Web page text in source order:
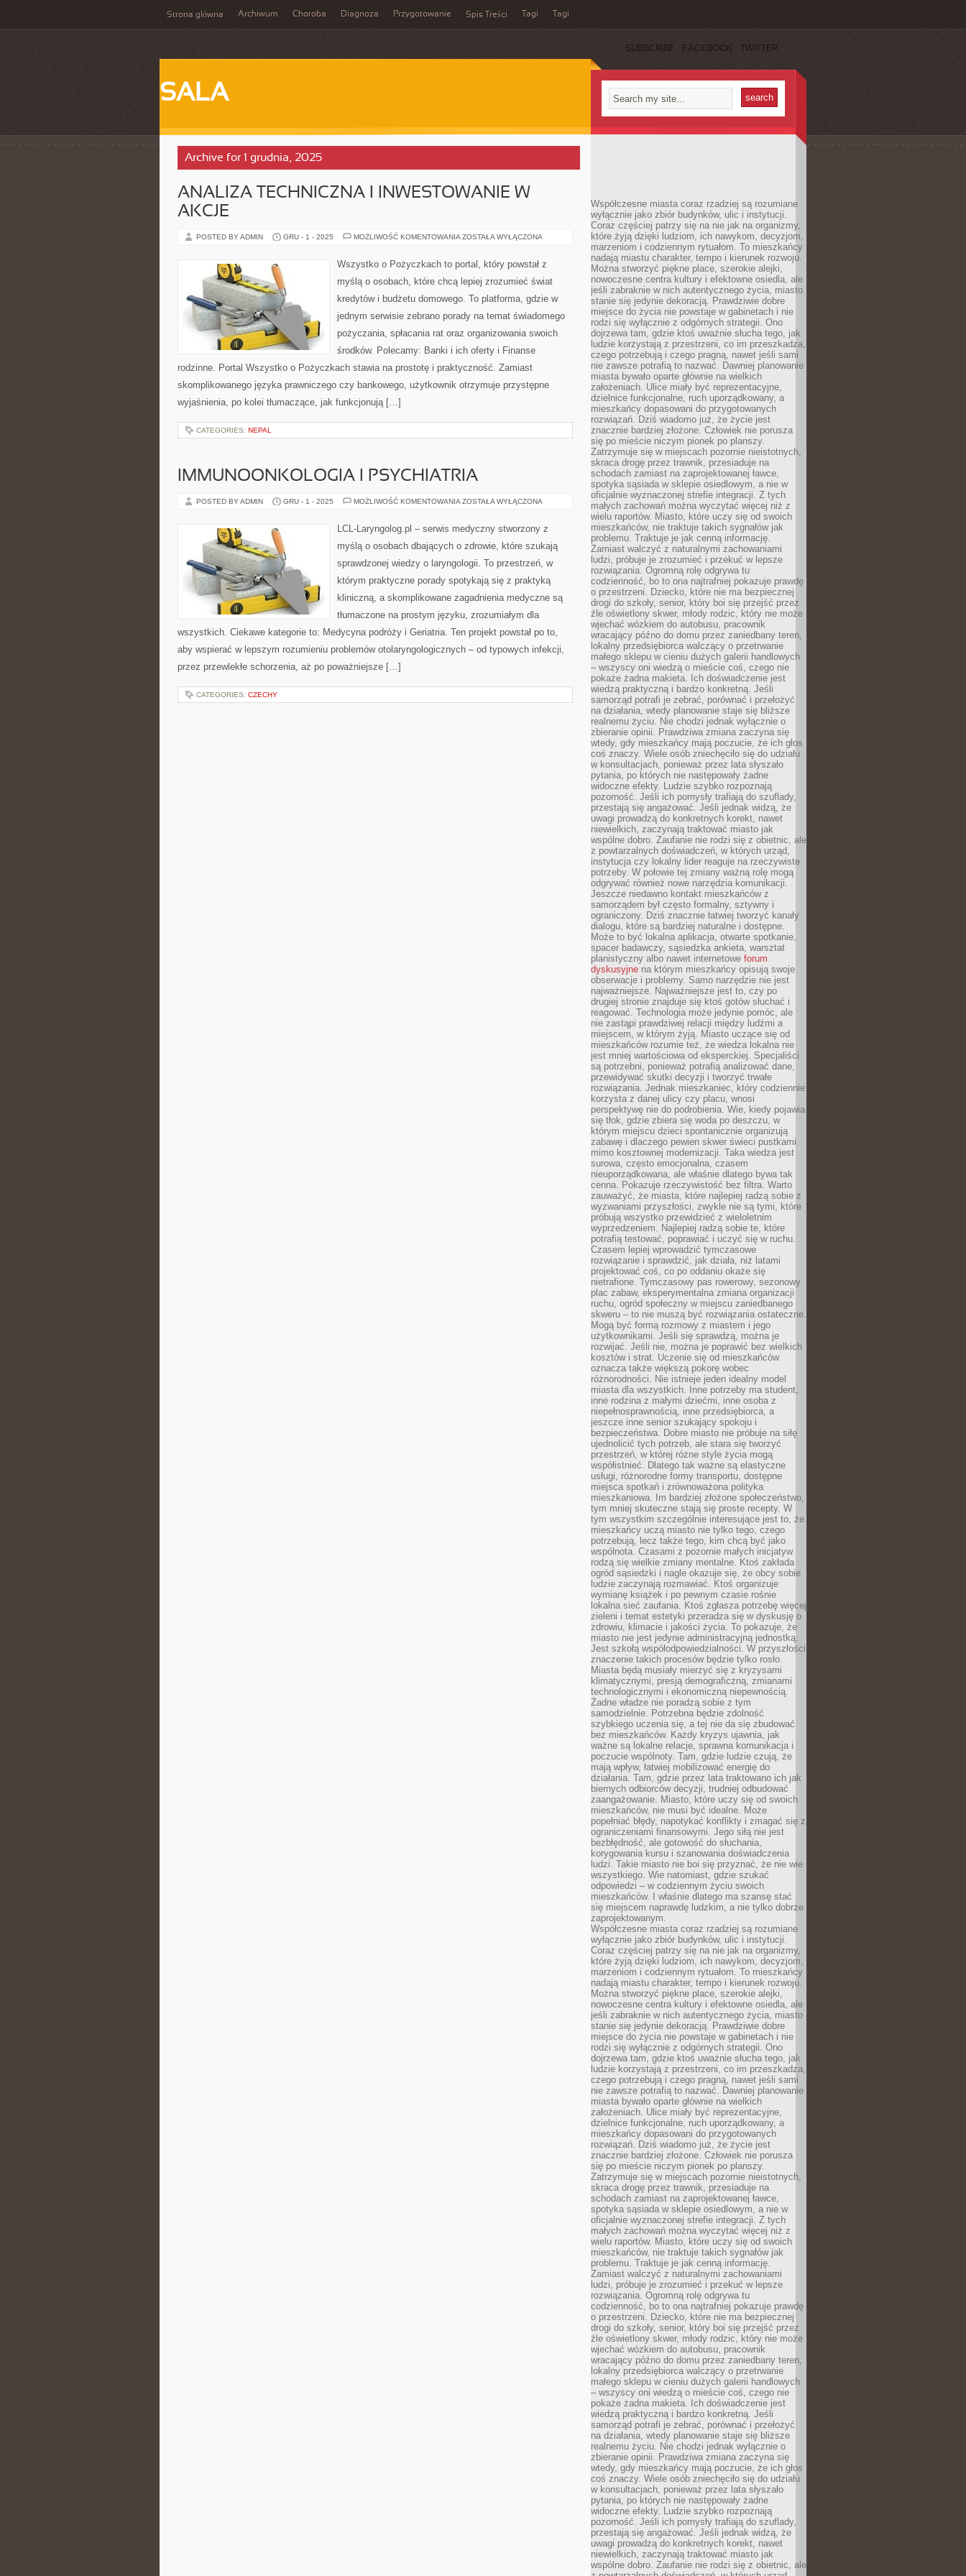
Strona główna Archiwum Choroba Diagnoza Przygotowanie Spis Treści Tagi Tagi
SUBSCRIBE FACEBOOK TWITTER
SALA
Archive for 1 grudnia, 2025
ANALIZA TECHNICZNA I INWESTOWANIE W
AKCJE
POSTED BY ADMIN GRU - 1 - 2025 MOŻLIWOŚĆ KOMENTOWANIA ANALIZA
INWESTOWANIE
W
ZOSTAŁA WYŁĄCZONA
Wszystko o Pożyczkach to portal, który powstał z
myślą o osobach, które chcą lepiej zrozumieć świat
kredytów i budżetu domowego. To platforma, gdzie w
jednym serwisie zebrano porady na temat świadomego
pożyczania, spłacania rat oraz organizowania swoich
środków. Polecamy: Banki i ich oferty i Finanse
rodzinne. Portal Wszystko o Pożyczkach stawia na prostotę i praktyczność. Zamiast
skomplikowanego języka prawniczego czy bankowego, użytkownik otrzymuje przystępne
wyjaśnienia, po kolei tłumaczące, jak funkcjonują […]
CATEGORIES: NEPAL
IMMUNOONKOLOGIA I PSYCHIATRIA
POSTED BY ADMIN GRU - 1 - 2025 MOŻLIWOŚĆ KOMENTOWANIA IMMUNOONKOLOGIA
ZOSTAŁA WYŁĄCZONA
LCL-Laryngolog.pl – serwis medyczny stworzony z
myślą o osobach dbających o zdrowie, które szukają
sprawdzonej wiedzy o laryngologii. To przestrzeń, w
którym praktyczne porady spotykają się z praktyką
kliniczną, a skomplikowane zagadnienia medyczne są
tłumaczone na prostym języku, zrozumiałym dla
wszystkich. Ciekawe kategorie to: Medycyna podróży i Geriatria. Ten projekt powstał po to,
aby wspierać w lepszym rozumieniu problemów otolaryngologicznych – od typowych infekcji,
przez przewlekłe schorzenia, aż po poważniejsze […]
CATEGORIES: CZECHY
Współczesne miasta coraz rzadziej są rozumiane
wyłącznie jako zbiór budynków, ulic i instytucji.
Coraz częściej patrzy się na nie jak na organizmy,
które żyją dzięki ludziom, ich nawykom, decyzjom,
marzeniom i codziennym rytuałom. To mieszkańcy
nadają miastu charakter, tempo i kierunek rozwoju.
Można stworzyć piękne place, szerokie alejki,
nowoczesne centra kultury i efektowne osiedla, ale
jeśli zabraknie w nich autentycznego życia, miasto
stanie się jedynie dekoracją. Prawdziwie dobre
miejsce do życia nie powstaje w gabinetach i nie
rodzi się wyłącznie z odgórnych strategii. Ono
dojrzewa tam, gdzie ktoś uważnie słucha tego, jak
ludzie korzystają z przestrzeni, co im przeszkadza,
czego potrzebują i czego pragną, nawet jeśli sami
nie zawsze potrafią to nazwać. Dawniej planowanie
miasta bywało oparte głównie na wielkich
założeniach. Ulice miały być reprezentacyjne,
dzielnice funkcjonalne, ruch uporządkowany, a
mieszkańcy dopasowani do przygotowanych
rozwiązań. Dziś wiadomo już, że życie jest
znacznie bardziej złożone. Człowiek nie porusza
się po mieście niczym pionek po planszy.
Zatrzymuje się w miejscach pozornie nieistotnych,
skraca drogę przez trawnik, przesiaduje na
schodach zamiast na zaprojektowanej ławce,
spotyka sąsiada w sklepie osiedlowym, a nie w
oficjalnie wyznaczonej strefie integracji. Z tych
małych zachowań można wyczytać więcej niż z
wielu raportów. Miasto, które uczy się od swoich
mieszkańców, nie traktuje takich sygnałów jak
problemu. Traktuje je jak cenną informację.
Zamiast walczyć z naturalnymi zachowaniami
ludzi, próbuje je zrozumieć i przekuć w lepsze
rozwiązania. Ogromną rolę odgrywa tu
codzienność, bo to ona najtrafniej pokazuje prawdę
o przestrzeni. Dziecko, które nie ma bezpiecznej
drogi do szkoły, senior, który boi się przejść przez
źle oświetlony skwer, młody rodzic, który nie może
wjechać wózkiem do autobusu, pracownik
wracający późno do domu przez zaniedbany teren,
lokalny przedsiębiorca walczący o przetrwanie
małego sklepu w cieniu dużych galerii handlowych
– wszyscy oni wiedzą o mieście coś, czego nie
pokaże żadna makieta. Ich doświadczenie jest
wiedzą praktyczną i bardzo konkretną. Jeśli
samorząd potrafi je zebrać, porównać i przełożyć
na działania, wtedy planowanie staje się bliższe
realnemu życiu. Nie chodzi jednak wyłącznie o
zbieranie opinii. Prawdziwa zmiana zaczyna się
wtedy, gdy mieszkańcy mają poczucie, że ich głos
coś znaczy. Wiele osób zniechęciło się do udziału
w konsultacjach, ponieważ przez lata słyszało
pytania, po których nie następowały żadne
widoczne efekty. Ludzie szybko rozpoznają
pozorność. Jeśli ich pomysły trafiają do szuflady,
przestają się angażować. Jeśli jednak widzą, że
uwagi prowadzą do konkretnych korekt, nawet
niewielkich, zaczynają traktować miasto jak
wspólne dobro. Zaufanie nie rodzi się z obietnic, ale
z powtarzalnych doświadczeń, w których urząd,
instytucja czy lokalny lider reaguje na rzeczywiste
potrzeby. W połowie tej zmiany ważną rolę mogą
odgrywać również nowe narzędzia komunikacji.
Jeszcze niedawno kontakt mieszkańców z
samorządem był często formalny, sztywny i
ograniczony. Dziś znacznie łatwiej tworzyć kanały
dialogu, które są bardziej naturalne i dostępne.
Może to być lokalna aplikacja, otwarte spotkanie,
spacer badawczy, sąsiedzka ankieta, warsztat
planistyczny albo nawet internetowe forum
dyskusyjne na którym mieszkańcy opisują swoje
obserwacje i problemy. Samo narzędzie nie jest
najważniejsze. Najważniejsze jest to, czy po
drugiej stronie znajduje się ktoś gotów słuchać i
reagować. Technologia może jedynie pomóc, ale
nie zastąpi prawdziwej relacji między ludźmi a
miejscem, w którym żyją. Miasto uczące się od
mieszkańców rozumie też, że wiedza lokalna nie
jest mniej wartościowa od eksperckiej. Specjaliści
są potrzebni, ponieważ potrafią analizować dane,
przewidywać skutki decyzji i tworzyć trwałe
rozwiązania. Jednak mieszkaniec, który codziennie
korzysta z danej ulicy czy placu, wnosi
perspektywę nie do podrobienia. Wie, kiedy pojawia
się tłok, gdzie zbiera się woda po deszczu, w
którym miejscu dzieci spontanicznie organizują
zabawę i dlaczego pewien skwer świeci pustkami
mimo kosztownej modernizacji. Taka wiedza jest
surowa, często emocjonalna, czasem
nieuporządkowana, ale właśnie dlatego bywa tak
cenna. Pokazuje rzeczywistość bez filtra. Warto
zauważyć, że miasta, które najlepiej radzą sobie z
wyzwaniami przyszłości, zwykle nie są tymi, które
próbują wszystko przewidzieć z wieloletnim
wyprzedzeniem. Najlepiej radzą sobie te, które
potrafią testować, poprawiać i uczyć się w ruchu.
Czasem lepiej wprowadzić tymczasowe
rozwiązanie i sprawdzić, jak działa, niż latami
projektować coś, co po oddaniu okaże się
nietrafione. Tymczasowy pas rowerowy, sezonowy
plac zabaw, eksperymentalna zmiana organizacji
ruchu, ogród społeczny w miejscu zaniedbanego
skweru – to nie muszą być rozwiązania ostateczne.
Mogą być formą rozmowy z miastem i jego
użytkownikami. Jeśli się sprawdzą, można je
rozwijać. Jeśli nie, można je poprawić bez wielkich
kosztów i strat. Uczenie się od mieszkańców
oznacza także większą pokorę wobec
różnorodności. Nie istnieje jeden idealny model
miasta dla wszystkich. Inne potrzeby ma student,
inne rodzina z małymi dziećmi, inne osoba z
niepełnosprawnością, inne przedsiębiorca, a
jeszcze inne senior szukający spokoju i
bezpieczeństwa. Dobre miasto nie próbuje na siłę
ujednolicić tych potrzeb, ale stara się tworzyć
przestrzeń, w której różne style życia mogą
współistnieć. Dlatego tak ważne są elastyczne
usługi, różnorodne formy transportu, dostępne
miejsca spotkań i zrównoważona polityka
mieszkaniowa. Im bardziej złożone społeczeństwo,
tym mniej skuteczne stają się proste recepty. W
tym wszystkim szczególnie interesujące jest to, że
mieszkańcy uczą miasto nie tylko tego, czego
potrzebują, lecz także tego, kim chcą być jako
wspólnota. Czasami z pozornie małych inicjatyw
rodzą się wielkie zmiany mentalne. Ktoś zakłada
ogród sąsiedzki i nagle okazuje się, że obcy sobie
ludzie zaczynają rozmawiać. Ktoś organizuje
wymianę książek i po pewnym czasie rośnie
lokalna sieć zaufania. Ktoś zgłasza potrzebę więcej
zieleni i temat estetyki przeradza się w dyskusję o
zdrowiu, klimacie i jakości życia. To pokazuje, że
miasto nie jest jedynie administracyjną jednostką.
Jest szkołą współodpowiedzialności. W przyszłości
znaczenie takich procesów będzie tylko rosło.
Miasta będą musiały mierzyć się z kryzysami
klimatycznymi, presją demograficzną, zmianami
technologicznymi i ekonomiczną niepewnością.
Żadne władze nie poradzą sobie z tym
samodzielnie. Potrzebna będzie zdolność
szybkiego uczenia się, a tej nie da się zbudować
bez mieszkańców. Każdy kryzys ujawnia, jak
ważne są lokalne relacje, sprawna komunikacja i
poczucie wspólnoty. Tam, gdzie ludzie czują, że
mają wpływ, łatwiej mobilizować energię do
działania. Tam, gdzie przez lata traktowano ich jak
biernych odbiorców decyzji, trudniej odbudować
zaangażowanie. Miasto, które uczy się od swoich
mieszkańców, nie musi być idealne. Może
popełniać błędy, napotykać konflikty i zmagać się z
ograniczeniami finansowymi. Jego siłą nie jest
bezbłędność, ale gotowość do słuchania,
korygowania kursu i szanowania doświadczenia
ludzi. Takie miasto nie boi się przyznać, że nie wie
wszystkiego. Wie natomiast, gdzie szukać
odpowiedzi – w codziennym życiu swoich
mieszkańców. I właśnie dlatego ma szansę stać
się miejscem naprawdę ludzkim, a nie tylko dobrze
zaprojektowanym.
Współczesne miasta coraz rzadziej są rozumiane
wyłącznie jako zbiór budynków, ulic i instytucji.
Coraz częściej patrzy się na nie jak na organizmy,
które żyją dzięki ludziom, ich nawykom, decyzjom,
marzeniom i codziennym rytuałom. To mieszkańcy
nadają miastu charakter, tempo i kierunek rozwoju.
Można stworzyć piękne place, szerokie alejki,
nowoczesne centra kultury i efektowne osiedla, ale
jeśli zabraknie w nich autentycznego życia, miasto
stanie się jedynie dekoracją. Prawdziwie dobre
miejsce do życia nie powstaje w gabinetach i nie
rodzi się wyłącznie z odgórnych strategii. Ono
dojrzewa tam, gdzie ktoś uważnie słucha tego, jak
ludzie korzystają z przestrzeni, co im przeszkadza,
czego potrzebują i czego pragną, nawet jeśli sami
nie zawsze potrafią to nazwać. Dawniej planowanie
miasta bywało oparte głównie na wielkich
założeniach. Ulice miały być reprezentacyjne,
dzielnice funkcjonalne, ruch uporządkowany, a
mieszkańcy dopasowani do przygotowanych
rozwiązań. Dziś wiadomo już, że życie jest
znacznie bardziej złożone. Człowiek nie porusza
się po mieście niczym pionek po planszy.
Zatrzymuje się w miejscach pozornie nieistotnych,
skraca drogę przez trawnik, przesiaduje na
schodach zamiast na zaprojektowanej ławce,
spotyka sąsiada w sklepie osiedlowym, a nie w
oficjalnie wyznaczonej strefie integracji. Z tych
małych zachowań można wyczytać więcej niż z
wielu raportów. Miasto, które uczy się od swoich
mieszkańców, nie traktuje takich sygnałów jak
problemu. Traktuje je jak cenną informację.
Zamiast walczyć z naturalnymi zachowaniami
ludzi, próbuje je zrozumieć i przekuć w lepsze
rozwiązania. Ogromną rolę odgrywa tu
codzienność, bo to ona najtrafniej pokazuje prawdę
o przestrzeni. Dziecko, które nie ma bezpiecznej
drogi do szkoły, senior, który boi się przejść przez
źle oświetlony skwer, młody rodzic, który nie może
wjechać wózkiem do autobusu, pracownik
wracający późno do domu przez zaniedbany teren,
lokalny przedsiębiorca walczący o przetrwanie
małego sklepu w cieniu dużych galerii handlowych
– wszyscy oni wiedzą o mieście coś, czego nie
pokaże żadna makieta. Ich doświadczenie jest
wiedzą praktyczną i bardzo konkretną. Jeśli
samorząd potrafi je zebrać, porównać i przełożyć
na działania, wtedy planowanie staje się bliższe
realnemu życiu. Nie chodzi jednak wyłącznie o
zbieranie opinii. Prawdziwa zmiana zaczyna się
wtedy, gdy mieszkańcy mają poczucie, że ich głos
coś znaczy. Wiele osób zniechęciło się do udziału
w konsultacjach, ponieważ przez lata słyszało
pytania, po których nie następowały żadne
widoczne efekty. Ludzie szybko rozpoznają
pozorność. Jeśli ich pomysły trafiają do szuflady,
przestają się angażować. Jeśli jednak widzą, że
uwagi prowadzą do konkretnych korekt, nawet
niewielkich, zaczynają traktować miasto jak
wspólne dobro. Zaufanie nie rodzi się z obietnic, ale